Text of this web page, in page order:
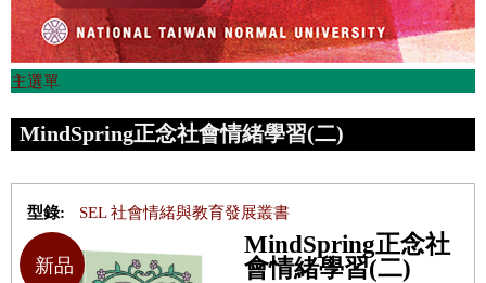
主選單
MindSpring正念社會情緒學習(二)
型錄: SEL 社會情緒與教育發展叢書
新品
MindSpring正念社
會情緒學習(二)